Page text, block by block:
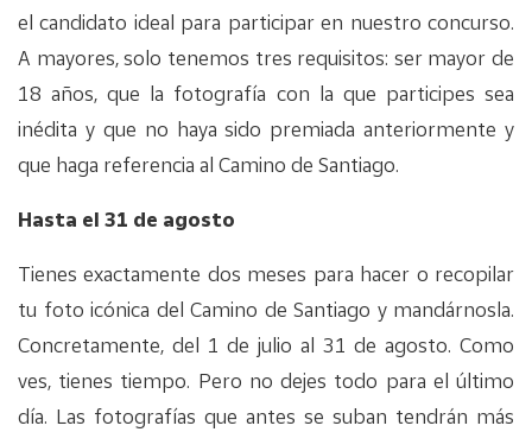
el candidato ideal para participar en nuestro concurso.
A mayores, solo tenemos tres requisitos: ser mayor de
18 años, que la fotografía con la que participes sea
inédita y que no haya sido premiada anteriormente y
que haga referencia al Camino de Santiago.
Hasta el 31 de agosto
Tienes exactamente dos meses para hacer o recopilar
tu foto icónica del Camino de Santiago y mandárnosla.
Concretamente, del 1 de julio al 31 de agosto. Como
ves, tienes tiempo. Pero no dejes todo para el último
día. Las fotografías que antes se suban tendrán más